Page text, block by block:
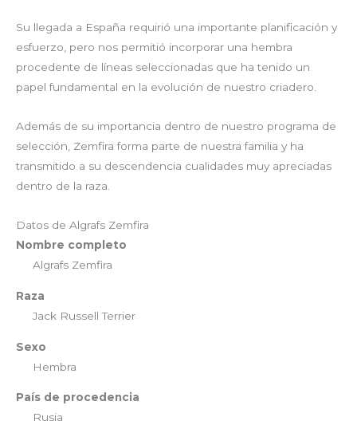
Su llegada a España requirió una importante planificación y
esfuerzo, pero nos permitió incorporar una hembra
procedente de líneas seleccionadas que ha tenido un
papel fundamental en la evolución de nuestro criadero.
Además de su importancia dentro de nuestro programa de
selección, Zemfira forma parte de nuestra familia y ha
transmitido a su descendencia cualidades muy apreciadas
dentro de la raza.
Datos de Algrafs Zemfira
Nombre completo
Algrafs Zemfira
Raza
Jack Russell Terrier
Sexo
Hembra
País de procedencia
Rusia